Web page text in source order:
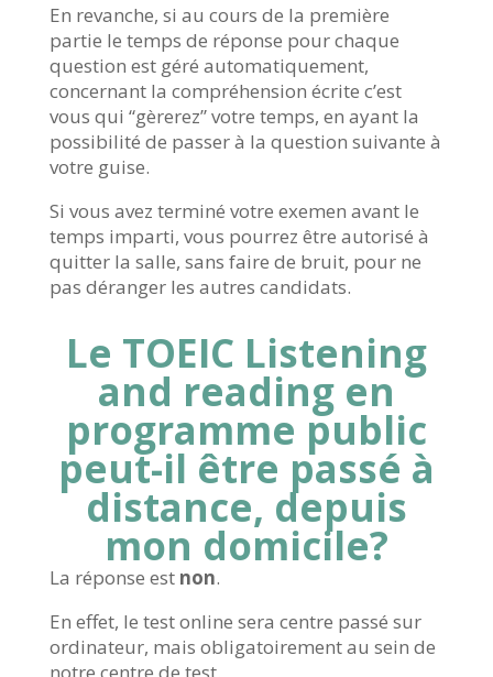
En revanche, si au cours de la première
partie le temps de réponse pour chaque
question est géré automatiquement,
concernant la compréhension écrite c’est
vous qui “gèrerez” votre temps, en ayant la
possibilité de passer à la question suivante à
votre guise.
Si vous avez terminé votre exemen avant le
temps imparti, vous pourrez être autorisé à
quitter la salle, sans faire de bruit, pour ne
pas déranger les autres candidats.
Le TOEIC Listening
and reading en
programme public
peut-il être passé à
distance, depuis
mon domicile?
La réponse est non.
En effet, le test online sera centre passé sur
ordinateur, mais obligatoirement au sein de
notre centre de test.